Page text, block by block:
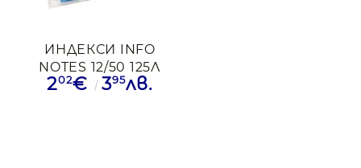
ИНДЕКСИ INFO
NOTES 12/50 125Л
5ЦВ PVC ЛЕНТА
202€ 395лв.